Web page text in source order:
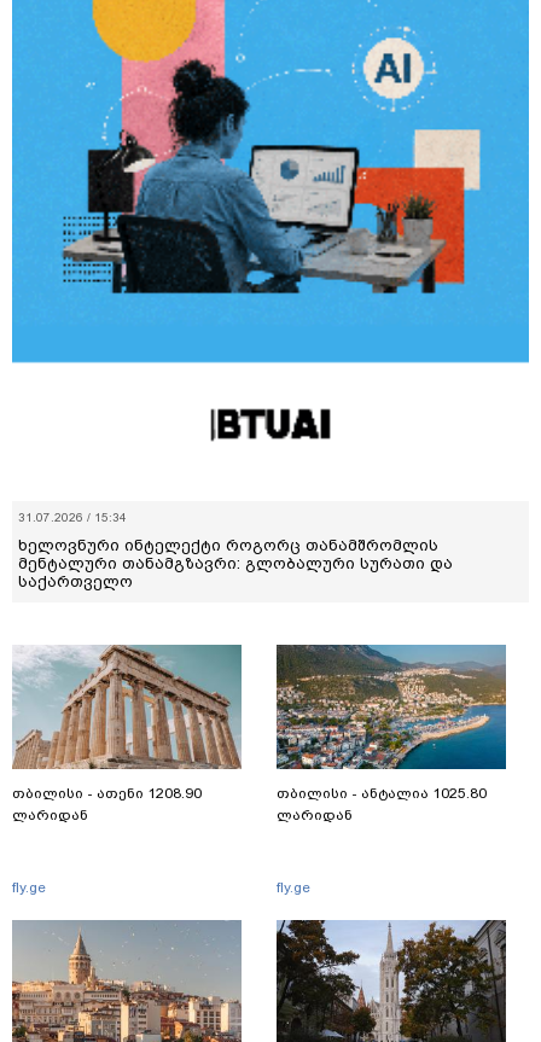
31.07.2026 / 15:34
ხელოვნური ინტელექტი როგორც თანამშრომლის
მენტალური თანამგზავრი: გლობალური სურათი და
საქართველო
თბილისი - ათენი 1208.90
ლარიდან
fly.ge
თბილისი - ანტალია 1025.80
ლარიდან
fly.ge